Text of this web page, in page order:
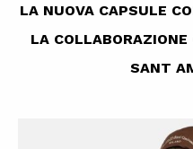
LA NUOVA CAPSULE
LA
SANT